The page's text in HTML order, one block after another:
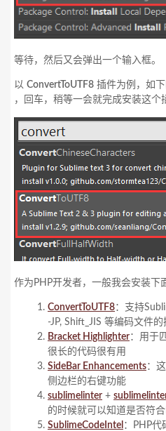
等待，然后又会弹出一个输入框。
以 ConvertToUTF8 插件为例，如
，回车，稍等一会就完成安装这个
作为PHP开发者，一般我会安装下
ConvertToUTF8：支持
-JP, Shift_JIS 等编码文件的
Bracket Highlighter：用于
很长的代码很有用
SideBar Enhancements：
侧边栏的右键功能
sublimelinter +
的时候就可以知道是否符
SublimeCodeIntel ：PHP代